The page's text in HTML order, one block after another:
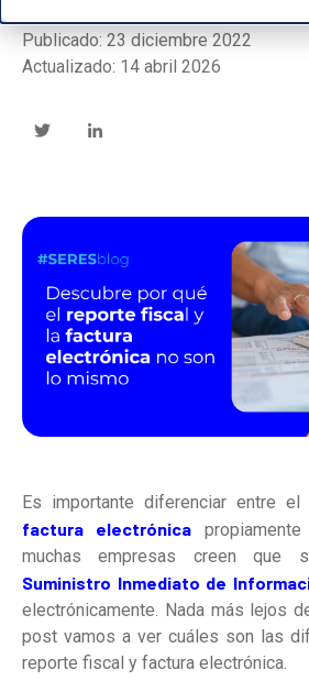
Publicado: 23 diciembre 2022
Actualizado: 14 abril 2026
Es importante diferenciar entre el
factura electrónica
muchas empresas creen que
Suministro Inmediato de
electrónicamente. Nada más lejos
post vamos a ver cuáles son las
reporte fiscal y factura electrónica.